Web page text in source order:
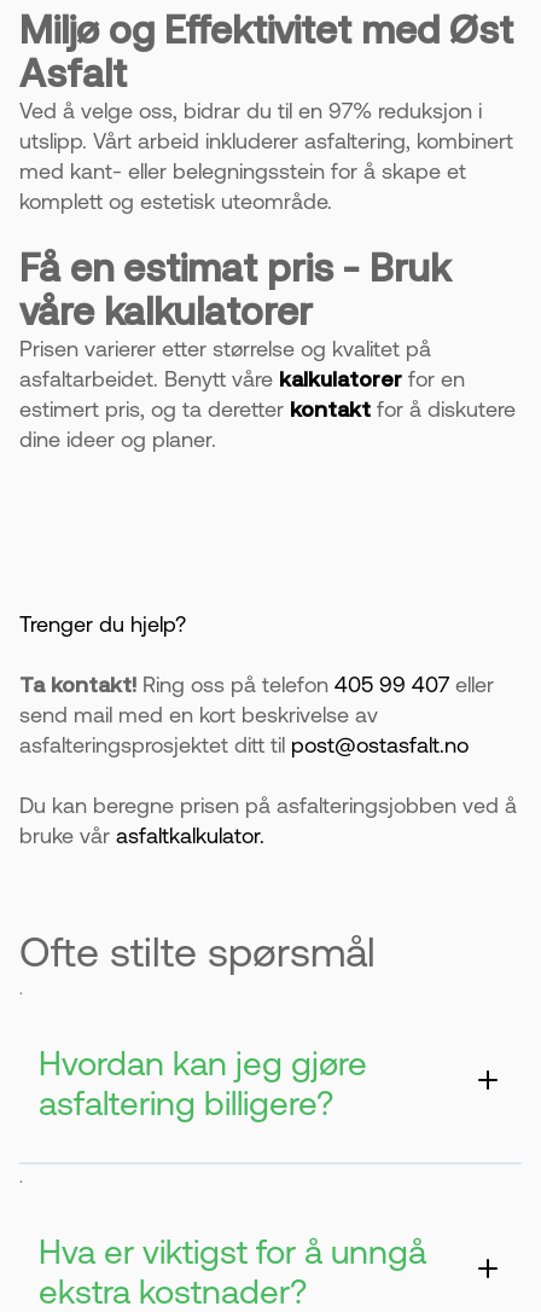
Miljø og Effektivitet med Øst
Asfalt
Ved å velge oss, bidrar du til en 97% reduksjon i
utslipp. Vårt arbeid inkluderer asfaltering, kombinert
med kant- eller belegningsstein for å skape et
komplett og estetisk uteområde.
Få en estimat pris - Bruk
våre kalkulatorer
Prisen varierer etter størrelse og kvalitet på
asfaltarbeidet. Benytt våre kalkulatorer for en
estimert pris, og ta deretter kontakt for å diskutere
dine ideer og planer.
Trenger du hjelp?
Ta kontakt! Ring oss på telefon 405 99 407 eller
send mail med en kort beskrivelse av
asfalteringsprosjektet ditt til post@ostasfalt.no
Du kan beregne prisen på asfalteringsjobben ved å
bruke vår asfaltkalkulator.
Ofte stilte spørsmål
.
Hvordan kan jeg gjøre
asfaltering billigere?
Du kan spare penger ved å gjøre deler av
.
Hva er viktigst for å unngå
ekstra kostnader?